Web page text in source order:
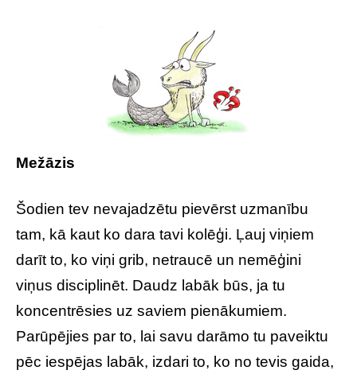
Mežāzis
Šodien tev nevajadzētu pievērst uzmanību
tam, kā kaut ko dara tavi kolēģi. Ļauj viņiem
darīt to, ko viņi grib, netraucē un nemēģini
viņus disciplinēt. Daudz labāk būs, ja tu
koncentrēsies uz saviem pienākumiem.
Parūpējies par to, lai savu darāmo tu paveiktu
pēc iespējas labāk, izdari to, ko no tevis gaida,